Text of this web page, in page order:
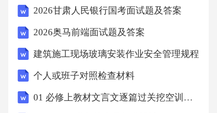
账权去中心化，不被某个特殊个体垄断。2.1.2
比特币共识算法为了使得全体成员迅速达成共
识，我们需要提高制造区块的难度当一个成员
在某区块A后正在制造一个新的区块B却发现B
续制造区块，此时即使他将B成功制造出来，大
2026甘肃人民银行国考面试题及答案
2026奥马前端面试题及答案
建筑施工现场玻璃安装作业安全管理规程
个人或班子对照检查材料
01 必修上教材文言文逐篇过关挖空训练（原卷版）2026版-高中语文文言文逐篇过关挖空训练